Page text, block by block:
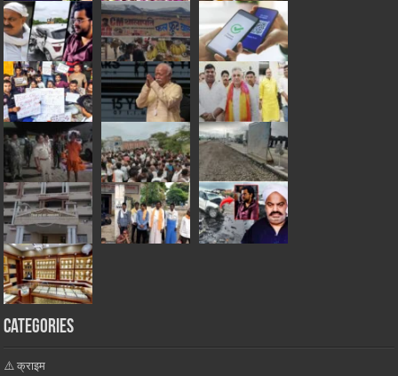
Categories
⚠️ क्राइम